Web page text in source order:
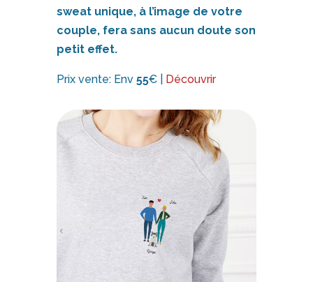
sweat unique, à l’image de votre
couple, fera sans aucun doute son
petit effet.
Prix vente: Env 55€ | Découvrir